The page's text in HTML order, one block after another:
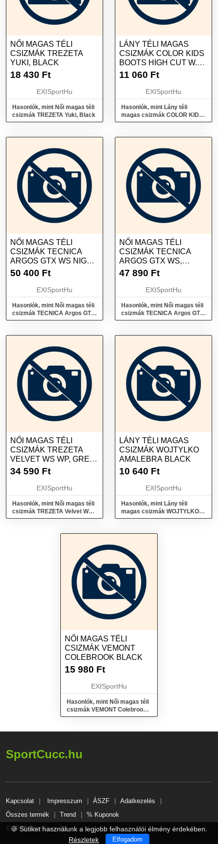
NŐI MAGAS TÉLI
CSIZMÁK TREZETA
YUKI, BLACK
18 430 Ft
EXISportHu
Hasonlók, mint Női magas téli
csizmák TREZETA Yuki, Black
LÁNY TÉLI MAGAS
CSIZMÁK COLOR KIDS
BOOTS HIGH CUT W.2
WP MARRON
11 060 Ft
EXISportHu
Hasonlók, mint Lány téli
magas csizmák COLOR KIDS
Boots high cut w.2 WP marron
NŐI MAGAS TÉLI
CSIZMÁK TECNICA
ARGOS GTX WS NIGHT
BACCA BLACK
50 400 Ft
EXISportHu
Hasonlók, mint Női magas téli
csizmák TECNICA Argos GTX
Ws night bacca black
NŐI MAGAS TÉLI
CSIZMÁK TECNICA
ARGOS GTX WS,
SHADOW ALTURA
47 890 Ft
EXISportHu
Hasonlók, mint Női magas téli
csizmák TECNICA Argos GTX
Ws, shadow altura cloudy
NŐI MAGAS TÉLI
CSIZMÁK TREZETA
VELVET WS WP, GREY
AQUAMARINE
34 590 Ft
EXISportHu
Hasonlók, mint Női magas téli
csizmák TREZETA Velvet Ws
Wp, Grey Aquamarine
LÁNY TÉLI MAGAS
CSIZMÁK WOJTYLKO
AMALEBRA BLACK
10 640 Ft
EXISportHu
Hasonlók, mint Lány téli
magas csizmák WOJTYLKO
Amalebra black
NŐI MAGAS TÉLI
CSIZMÁK VEMONT
COLEBROOK BLACK
15 980 Ft
EXISportHu
Hasonlók, mint Női magas téli
csizmák VEMONT Colebrook
black
SportCucc.hu
Kapcsolat Impresszum ÁSZF
Adatkezelés
Összes termék
Trend
% Kuponok
© 2026 SportCucc.hu
🍪 Sütiket használunk a legjobb felhasználói élmény érdekében.
Részletek
Elfogadom